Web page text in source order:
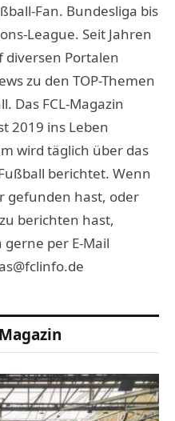
Fan. Bundesliga bis
League. Seit Jahren
diversen Portalen
zu den TOP-Themen
Das FCL-Magazin
2019 ins Leben
wird täglich über das
berichtet. Wenn
gefunden hast, oder
berichten hast,
per E-Mail